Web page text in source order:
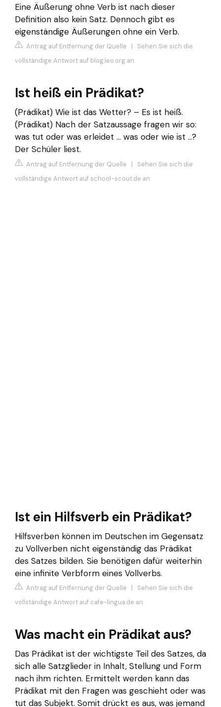
Eine Äußerung ohne Verb ist nach dieser
Definition also kein Satz. Dennoch gibt es
eigenständige Äußerungen ohne ein Verb.
Antrag auf Entfernung der Quelle | Sehen Sie sich die
vollständige Antwort auf blog.leo.org an
Ist heiß ein Prädikat?
(Prädikat) Wie ist das Wetter? – Es ist heiß.
(Prädikat) Nach der Satzaussage fragen wir so:
was tut oder was erleidet ... was oder wie ist ...?
Der Schüler liest.
Antrag auf Entfernung der Quelle | Sehen Sie sich die
vollständige Antwort auf school-scout.de an
Ist ein Hilfsverb ein Prädikat?
Hilfsverben können im Deutschen im Gegensatz
zu Vollverben nicht eigenständig das Prädikat
des Satzes bilden. Sie benötigen dafür weiterhin
eine infinite Verbform eines Vollverbs.
Antrag auf Entfernung der Quelle | Sehen Sie sich die
vollständige Antwort auf cafe-lingua.de an
Was macht ein Prädikat aus?
Das Prädikat ist der wichtigste Teil des Satzes, da
sich alle Satzglieder in Inhalt, Stellung und Form
nach ihm richten. Ermittelt werden kann das
Prädikat mit den Fragen was geschieht oder was
tut das Subjekt. Somit drückt es aus, was jemand